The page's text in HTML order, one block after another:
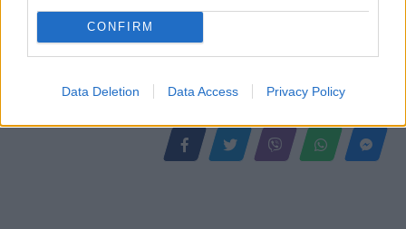
CONFIRM
Data Deletion Data Access Privacy Policy
projektet , rama